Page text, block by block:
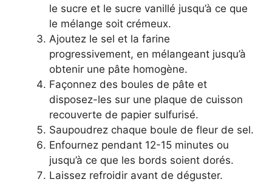
le sucre et le sucre vanillé jusqu’à ce que
le mélange soit crémeux.
Ajoutez le sel et la farine
progressivement, en mélangeant jusqu’à
obtenir une pâte homogène.
Façonnez des boules de pâte et
disposez-les sur une plaque de cuisson
recouverte de papier sulfurisé.
Saupoudrez chaque boule de fleur de sel.
Enfournez pendant 12-15 minutes ou
jusqu’à ce que les bords soient dorés.
Laissez refroidir avant de déguster.